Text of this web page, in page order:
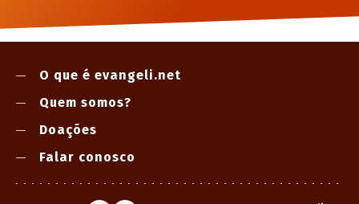
O que é evangeli.net
Quem somos?
Doações
Falar conosco